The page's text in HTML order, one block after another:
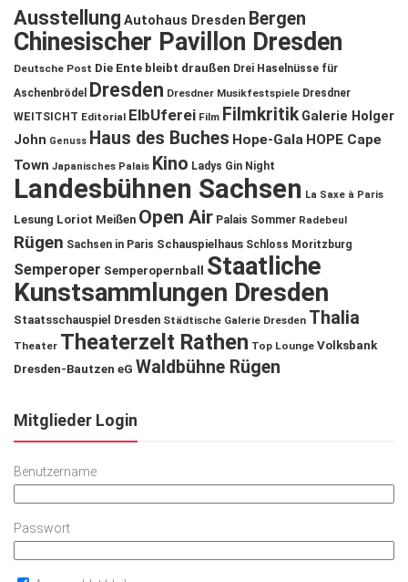
Ausstellung Autohaus Dresden Bergen
Chinesischer Pavillon Dresden
Deutsche Post Die Ente bleibt draußen Drei Haselnüsse für
Aschenbrödel
Dresden Dresdner Musikfestspiele Dresdner
WEITSICHT Editorial ElbUferei Film Filmkritik Galerie Holger
John Genuss Haus des Buches Hope-Gala HOPE Cape
Town Japanisches Palais Kino Ladys Gin Night
Landesbühnen Sachsen La Saxe à Paris
Lesung Loriot Meißen Open Air Palais Sommer Radebeul
Rügen Sachsen in Paris Schauspielhaus Schloss Moritzburg
Semperoper Semperopernball
Staatliche
Kunstsammlungen Dresden
Staatsschauspiel Dresden Städtische Galerie Dresden Thalia
Theater Theaterzelt Rathen Top Lounge Volksbank
Dresden-Bautzen eG Waldbühne Rügen
Mitglieder Login
Benutzername
Passwort